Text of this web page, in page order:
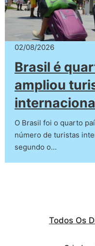
02/08/2026
Brasil é
ampliou
O Brasil foi o quarto
número de turistas
segundo o…
Todos Os